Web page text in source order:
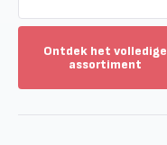
Ontdek het volledige
assortiment